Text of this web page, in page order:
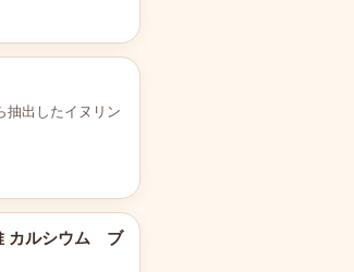
抽出したイヌリン
カルシウム ブ